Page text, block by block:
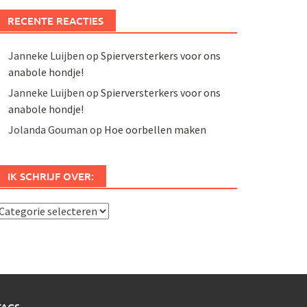
RECENTE REACTIES
Janneke Luijben op Spierversterkers voor ons
anabole hondje!
Janneke Luijben op Spierversterkers voor ons
anabole hondje!
Jolanda Gouman op Hoe oorbellen maken
IK SCHRIJF OVER: